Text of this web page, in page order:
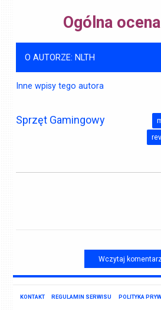
Ogólna
O AUTORZE: NLTH
Inne wpisy tego autora
Sprzęt Gamingowy
Wczytaj
KONTAKT REGULAMIN SERWISU POLITYKA